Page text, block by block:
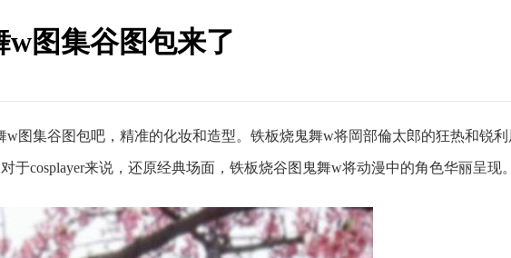
图集谷图包来了
图集谷图包吧，精准的化妆和造型。铁板烧鬼舞w将岡部倫太郎的狂热和锐
于cosplayer来说，还原经典场面，铁板烧谷图鬼舞w将动漫中的角色华丽呈现。